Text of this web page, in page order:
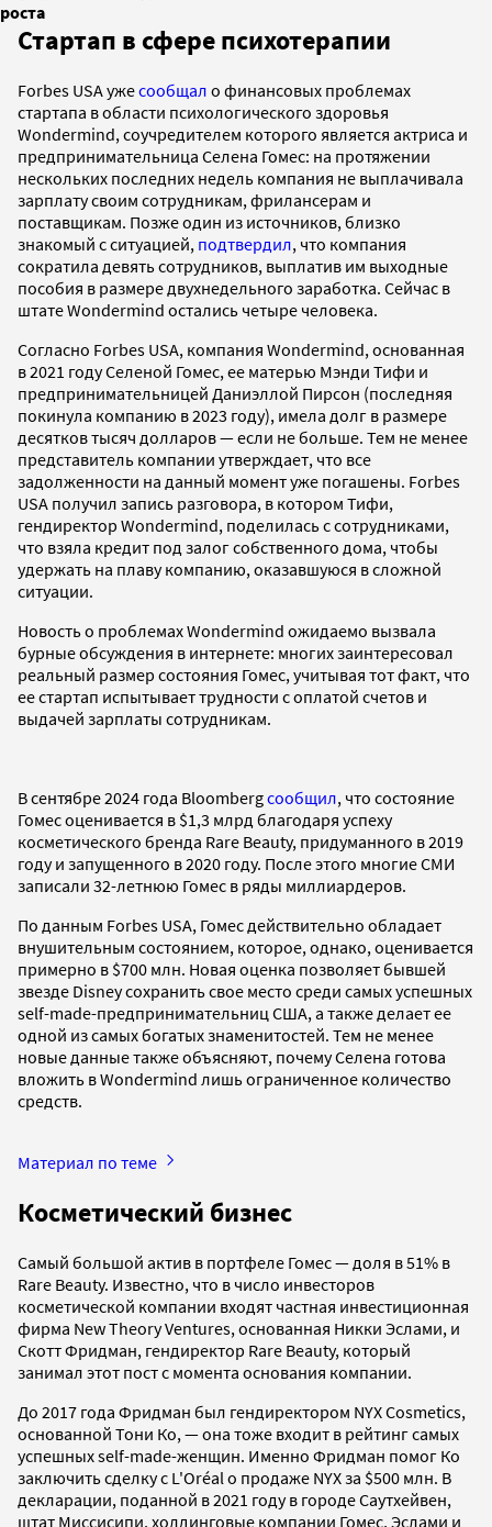
роста
Стартап в сфере психотерапии
Forbes USA ужесообщал о финансовых проблемах
стартапа в области психологического здоровья
Wondermind, соучредителем которого является актриса и
предпринимательница Селена Гомес: на протяжении
нескольких последних недель компания не выплачивала
зарплату своим сотрудникам, фрилансерам и
поставщикам. Позже один из источников, близко
знакомый с ситуацией, подтвердил, что компания
сократила девять сотрудников, выплатив им выходные
пособия в размере двухнедельного заработка. Сейчас в
штате Wondermind остались четыре человека.
Согласно Forbes USA, компания Wondermind, основанная
в 2021 году Селеной Гомес, ее матерью Мэнди Тифи и
предпринимательницей Даниэллой Пирсон (последняя
покинула компанию в 2023 году), имела долг в размере
десятков тысяч долларов — если не больше. Тем не менее
представитель компании утверждает, что все
задолженности на данный момент уже погашены. Forbes
USA получил запись разговора, в котором Тифи,
гендиректор Wondermind, поделилась с сотрудниками,
что взяла кредит под залог собственного дома, чтобы
удержать на плаву компанию, оказавшуюся в сложной
ситуации.
Новость о проблемах Wondermind ожидаемо вызвала
бурные обсуждения в интернете: многих заинтересовал
реальный размер состояния Гомес, учитывая тот факт, что
ее стартап испытывает трудности с оплатой счетов и
выдачей зарплаты сотрудникам.
В сентябре 2024 года Bloombergсообщил, что состояние
Гомес оценивается в $1,3 млрд благодаря успеху
косметического бренда Rare Beauty, придуманного в 2019
году и запущенного в 2020 году. После этого многие СМИ
записали 32-летнюю Гомес в ряды миллиардеров.
По данным Forbes USA, Гомес действительно обладает
внушительным состоянием, которое, однако, оценивается
примерно в $700 млн. Новая оценка позволяет бывшей
звезде Disney сохранить свое место среди самых успешных
self-made-предпринимательниц США, а также делает ее
одной из самых богатых знаменитостей. Тем не менее
новые данные также объясняют, почему Селена готова
вложить в Wondermind лишь ограниченное количество
средств.
Материал по теме
Косметический бизнес
Самый большой актив в портфеле Гомес — доля в 51% в
Rare Beauty. Известно, что в число инвесторов
косметической компании входят частная инвестиционная
фирма New Theory Ventures, основанная Никки Эслами, и
Скотт Фридман, гендиректор Rare Beauty, который
занимал этот пост с момента основания компании.
До 2017 года Фридман был гендиректором NYX Cosmetics,
основанной Тони Ко, — она тоже входит в рейтинг самых
успешных self-made-женщин. Именно Фридман помог Ко
заключить сделку с L'Oréal о продаже NYX за $500 млн. В
декларации, поданной в 2021 году в городе Саутхейвен,
штат Миссисипи, холдинговые компании Гомес, Эслами и